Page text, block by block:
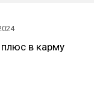
в карму